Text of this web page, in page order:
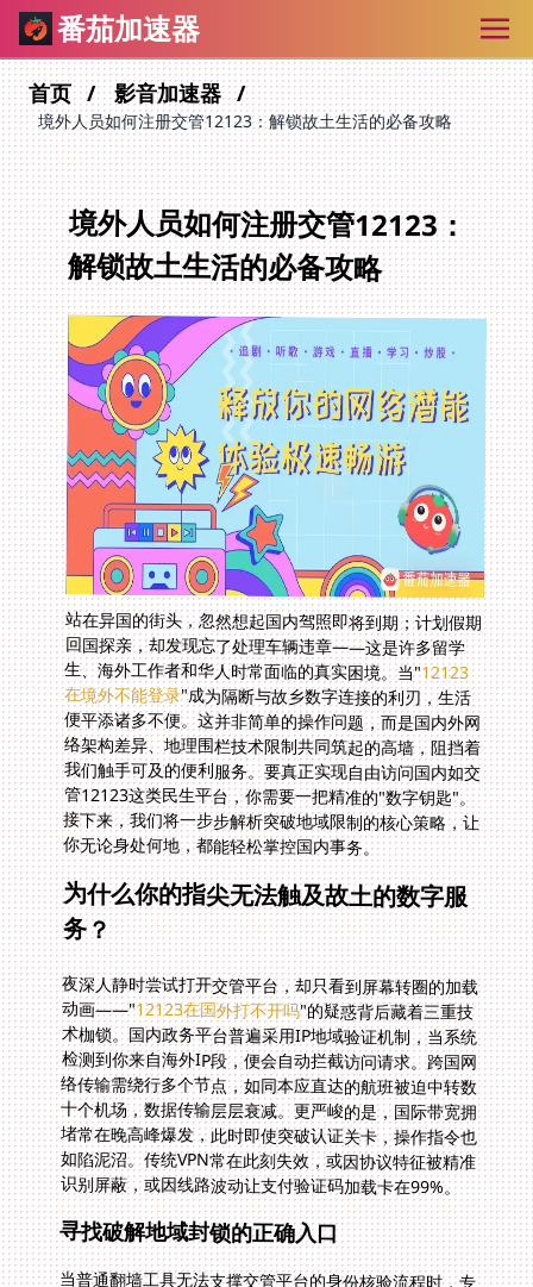
番茄加速器
首页 影音加速器
境外人员如何注册交管12123：解锁故土生活的必备攻略
境外人员如何注册交管12123：
解锁故土生活的必备攻略
站在异国的街头，忽然想起国内驾照即将到期；计划假期
回国探亲，却发现忘了处理车辆违章——这是许多留学
生、海外工作者和华人时常面临的真实困境。当"12123
在境外不能登录"成为隔断与故乡数字连接的利刃，生活
便平添诸多不便。这并非简单的操作问题，而是国内外网
络架构差异、地理围栏技术限制共同筑起的高墙，阻挡着
我们触手可及的便利服务。要真正实现自由访问国内如交
管12123这类民生平台，你需要一把精准的"数字钥匙"。
接下来，我们将一步步解析突破地域限制的核心策略，让
你无论身处何地，都能轻松掌控国内事务。
为什么你的指尖无法触及故土的数字服
务？
夜深人静时尝试打开交管平台，却只看到屏幕转圈的加载
动画——"12123在国外打不开吗"的疑惑背后藏着三重技
术枷锁。国内政务平台普遍采用IP地域验证机制，当系统
检测到你来自海外IP段，便会自动拦截访问请求。跨国网
络传输需绕行多个节点，如同本应直达的航班被迫中转数
十个机场，数据传输层层衰减。更严峻的是，国际带宽拥
堵常在晚高峰爆发，此时即使突破认证关卡，操作指令也
如陷泥沼。传统VPN常在此刻失效，或因协议特征被精准
识别屏蔽，或因线路波动让支付验证码加载卡在99%。
寻找破解地域封锁的正确入口
当普通翻墙工具无法支撑交管平台的身份核验流程时，专
属回国线路才是技术解方。我曾见证过工程师李伟的困
境：身处柏林的他因驾照换证失败，险些错过回国工作邀
约。辗转试用七款工具后，最终借助具备深度优化的节点
网络，才完成指纹验证和人脸识别。这段经历昭示着：真
正的解决方案需具备穿透地理围栏、承载生物认证数据流